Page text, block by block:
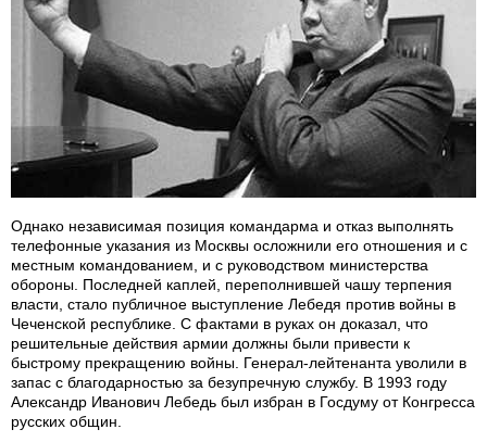
Однако независимая позиция командарма и отказ выполнять
телефонные указания из Москвы осложнили его отношения и с
местным командованием, и с руководством министерства
обороны. Последней каплей, переполнившей чашу терпения
власти, стало публичное выступление Лебедя против войны в
Чеченской республике. С фактами в руках он доказал, что
решительные действия армии должны были привести к
быстрому прекращению войны. Генерал-лейтенанта уволили в
запас с благодарностью за безупречную службу. В 1993 году
Александр Иванович Лебедь был избран в Госдуму от Конгресса
русских общин.